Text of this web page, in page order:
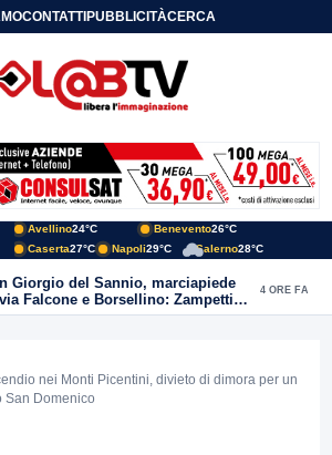
CONTATTIPUBBLICITÀCERCA
Avellino24°C Benevento26°C
Caserta27°C Napoli29°C Salerno28°C
Giorgio del Sannio, marciapiede
Falcone e Borsellino: Zampetti e
replicano alle polemiche
4 ORE FA
nei Monti Picentini, divieto di dimora per un
San Domenico